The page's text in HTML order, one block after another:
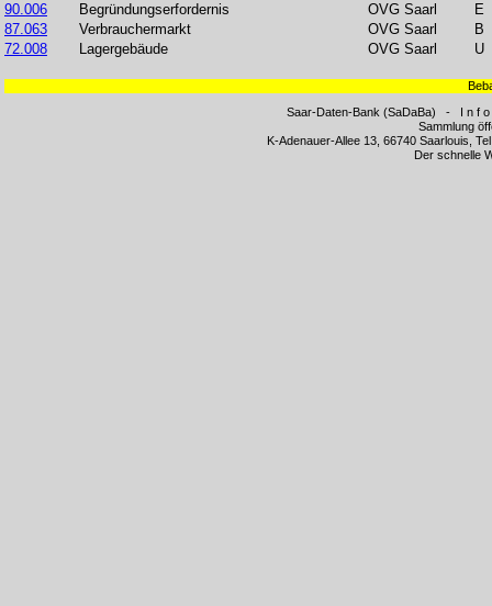
90.006
Begründungserfordernis OVG Saarl
E
87.063
Verbrauchermarkt OVG Saarl
B
72.008
Lagergebäude OVG Saarl U
Saar-Daten-Bank (SaDaBa) - I n f
Sammlung
K-Adenauer-Allee 13, 66740 Saarlouis,
Der schnelle